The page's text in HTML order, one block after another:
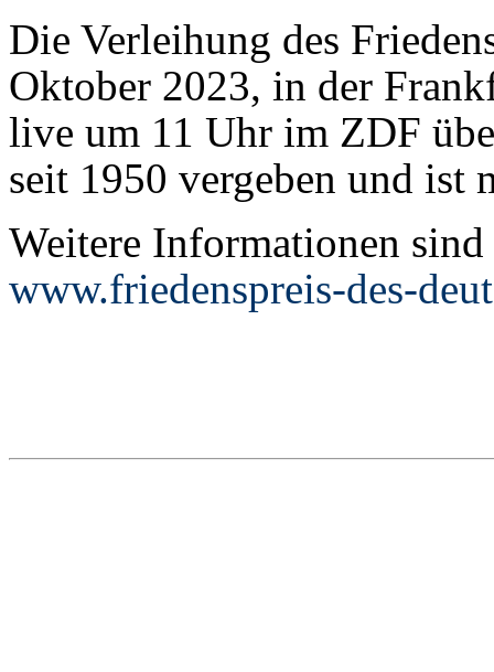
Die Verleihung des
Oktober 2023, in der
live um 11 Uhr im ZDF
seit 1950 vergeben und ist
Weitere Informationen
www.friedenspreis-des-